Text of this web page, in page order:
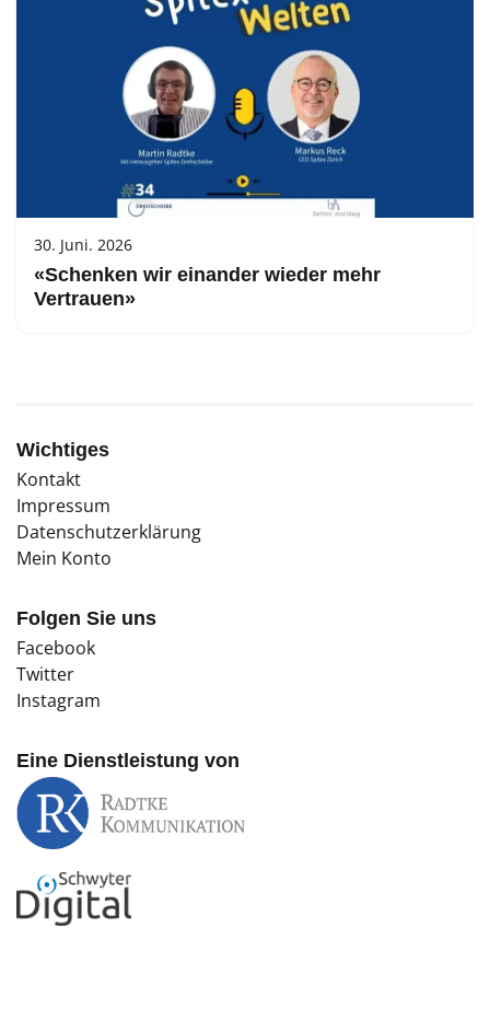
30. Juni. 2026
«Schenken wir einander wieder mehr
Vertrauen»
Wichtiges
Kontakt
Impressum
Datenschutzerklärung
Mein Konto
Folgen Sie uns
Facebook
Twitter
Instagram
Eine Dienstleistung von